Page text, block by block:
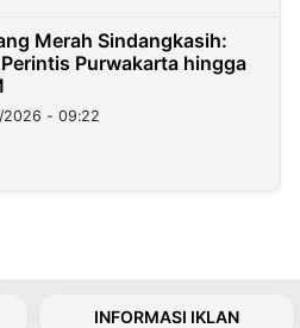
Merah Sindangkasih:
Purwakarta hingga
2026 - 09:22
INFORMASI IKLAN